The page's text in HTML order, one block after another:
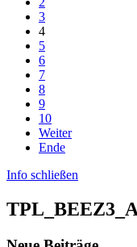
3
4
5
6
7
8
9
10
Weiter
Ende
Info schließen